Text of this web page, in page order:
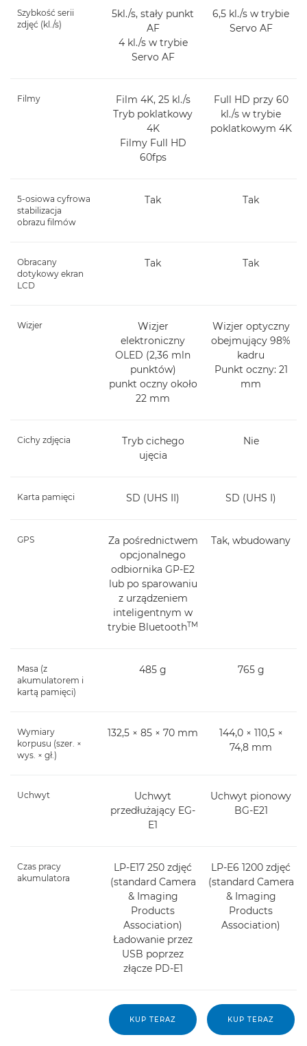
Szybkość serii
zdjęć (kl./s)
5kl./s, stały punkt
AF
4 kl./s w trybie
Servo AF
6,5 kl./s w trybie
Servo AF
Filmy
Film 4K, 25 kl./s
Tryb poklatkowy
4K
Filmy Full HD
60fps
Full HD przy 60
kl./s w trybie
poklatkowym 4K
5-osiowa cyfrowa
stabilizacja
obrazu filmów
Tak Tak
Obracany
dotykowy ekran
LCD
Tak Tak
Wizjer
Wizjer
elektroniczny
OLED (2,36 mln
punktów)
punkt oczny około
22 mm
Wizjer optyczny
obejmujący 98%
kadru
Punkt oczny: 21
mm
Cichy zdjęcia
Tryb cichego
ujęcia
Nie
Karta pamięci SD (UHS II) SD (UHS I)
GPS
Za pośrednictwem
opcjonalnego
odbiornika GP-E2
lub po sparowaniu
z urządzeniem
inteligentnym w
trybie BluetoothTM
Tak, wbudowany
Masa (z
akumulatorem i
kartą pamięci)
485 g 765 g
Wymiary
korpusu (szer. ×
wys. × gł.)
132,5 × 85 × 70 mm
144,0 × 110,5 ×
74,8 mm
Uchwyt
Uchwyt
przedłużający EG-
E1
Uchwyt pionowy
BG-E21
Czas pracy
akumulatora
LP-E17 250 zdjęć
(standard Camera
& Imaging
Products
Association)
Ładowanie przez
USB poprzez
złącze PD-E1
LP-E6 1200 zdjęć
(standard Camera
& Imaging
Products
Association)
KUP TERAZ KUP TERAZ